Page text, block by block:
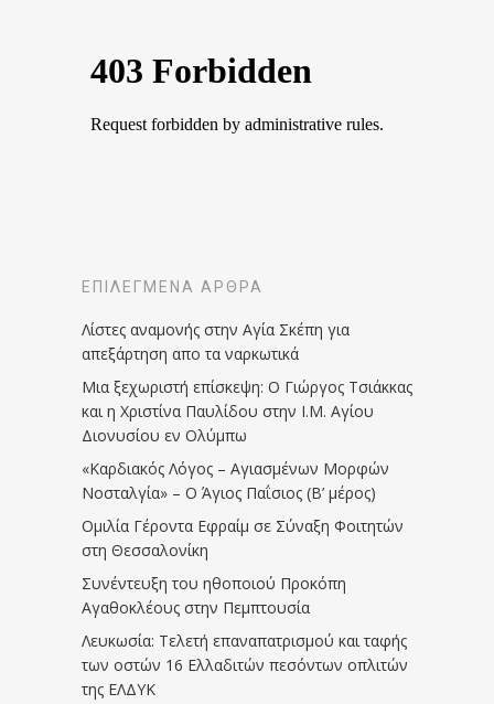
ΕΠΙΛΕΓΜΈΝΑ ΆΡΘΡΑ
Λίστες αναμονής στην Αγία Σκέπη για
απεξάρτηση απο τα ναρκωτικά
Μια ξεχωριστή επίσκεψη: Ο Γιώργος Τσιάκκας
και η Χριστίνα Παυλίδου στην Ι.Μ. Αγίου
Διονυσίου εν Ολύμπω
«Καρδιακός Λόγος – Αγιασμένων Μορφών
Νοσταλγία» – Ο Άγιος Παΐσιος (Β’ μέρος)
Ομιλία Γέροντα Εφραίμ σε Σύναξη Φοιτητών
στη Θεσσαλονίκη
Συνέντευξη του ηθοποιού Προκόπη
Αγαθοκλέους στην Πεμπτουσία
Λευκωσία: Τελετή επαναπατρισμού και ταφής
των οστών 16 Ελλαδιτών πεσόντων οπλιτών
της ΕΛΔΥΚ